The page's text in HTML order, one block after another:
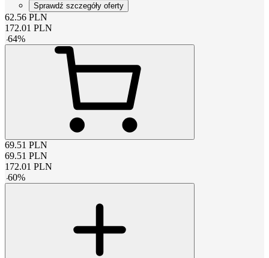
Sprawdź szczegóły oferty
62.56 PLN
172.01 PLN
-64%
69.51 PLN
69.51 PLN
172.01 PLN
-60%